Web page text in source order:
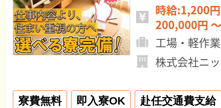
時給:1,200
200,000円
工場・軽作
株式会社ニ
寮費無料 即入寮OK
赴任交通費支給